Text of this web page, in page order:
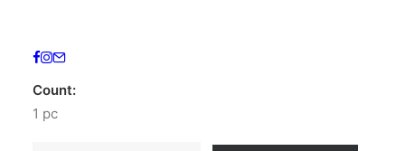
Mexico
Count:
1 pc